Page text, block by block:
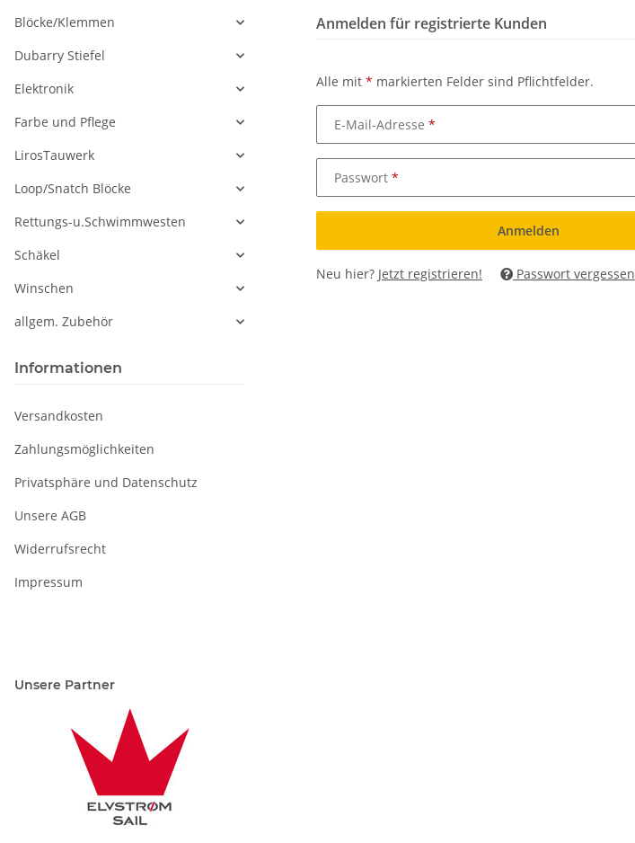
Anmelden für registrierte Kunden
Alle mit * markierten Felder sind Pflichtfelder.
E-Mail-Adresse
Passwort
Anmelden
Neu hier? Jetzt registrieren! Passwort vergessen
Blöcke/Klemmen
Dubarry Stiefel
Elektronik
Farbe und Pflege
LirosTauwerk
Loop/Snatch Blöcke
Rettungs-u.Schwimmwesten
Schäkel
Winschen
allgem. Zubehör
Informationen
Versandkosten
Zahlungsmöglichkeiten
Privatsphäre und Datenschutz
Unsere AGB
Widerrufsrecht
Impressum
Unsere Partner